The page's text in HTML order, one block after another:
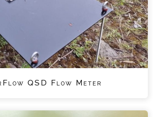
QSD Flow Meter